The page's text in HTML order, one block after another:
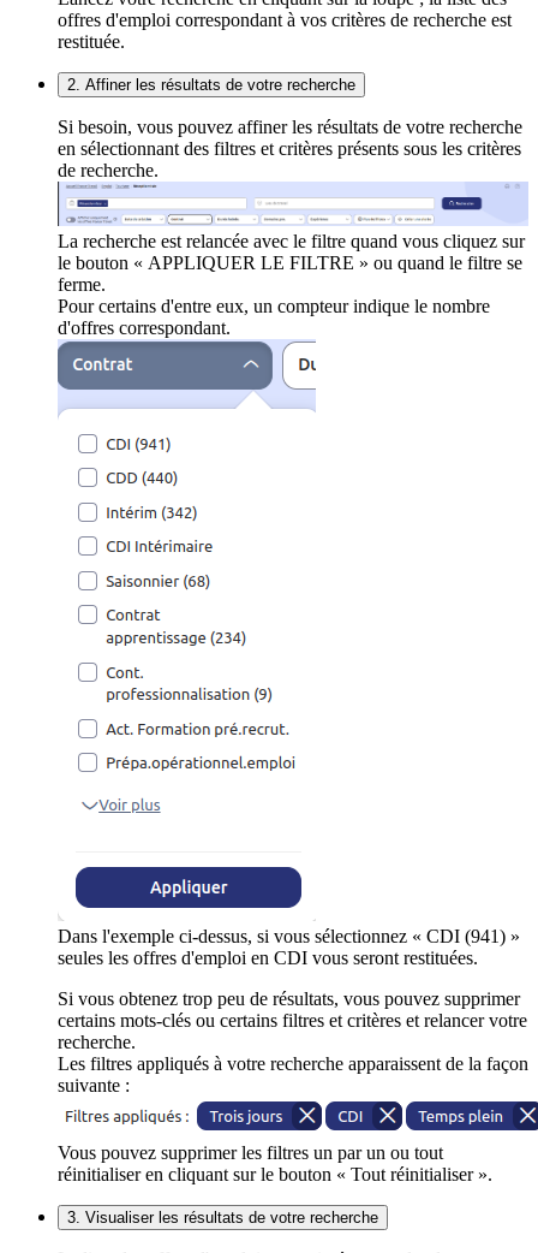
offres d'emploi correspondant à vos critères de recherche est
restituée.
2. Affiner les résultats de votre recherche
Si besoin, vous pouvez affiner les résultats de votre recherche
en sélectionnant des filtres et critères présents sous les critères
de recherche.
La recherche est relancée avec le filtre quand vous cliquez sur
le bouton « APPLIQUER LE FILTRE » ou quand le filtre se
ferme.
Pour certains d'entre eux, un compteur indique le nombre
d'offres correspondant.
Dans l'exemple ci-dessus, si vous sélectionnez « CDI (941) »
seules les offres d'emploi en CDI vous seront restituées.
Si vous obtenez trop peu de résultats, vous pouvez supprimer
certains mots-clés ou certains filtres et critères et relancer votre
recherche.
Les filtres appliqués à votre recherche apparaissent de la façon
suivante :
Vous pouvez supprimer les filtres un par un ou tout
réinitialiser en cliquant sur le bouton « Tout réinitialiser ».
3. Visualiser les résultats de votre recherche